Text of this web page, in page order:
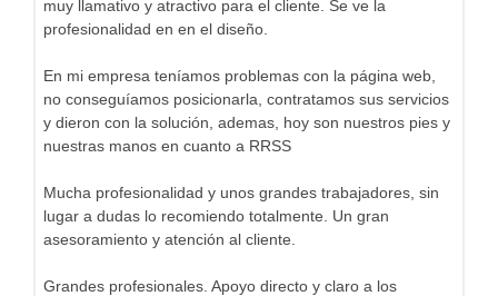
muy llamativo y atractivo para el cliente. Se ve la
profesionalidad en en el diseño.
En mi empresa teníamos problemas con la página web,
no conseguíamos posicionarla, contratamos sus servicios
y dieron con la solución, ademas, hoy son nuestros pies y
nuestras manos en cuanto a RRSS
Mucha profesionalidad y unos grandes trabajadores, sin
lugar a dudas lo recomiendo totalmente. Un gran
asesoramiento y atención al cliente.
Grandes profesionales. Apoyo directo y claro a los